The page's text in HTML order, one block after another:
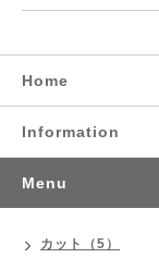
Home
Information
Menu
カット（5）